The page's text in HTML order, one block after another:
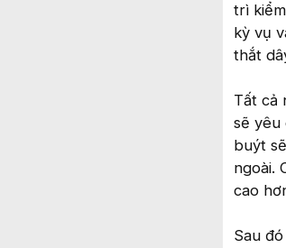
trì
kỳ vụ
thắt
Tất cả
sẽ yêu
buýt
ngoài.
cao
Sau